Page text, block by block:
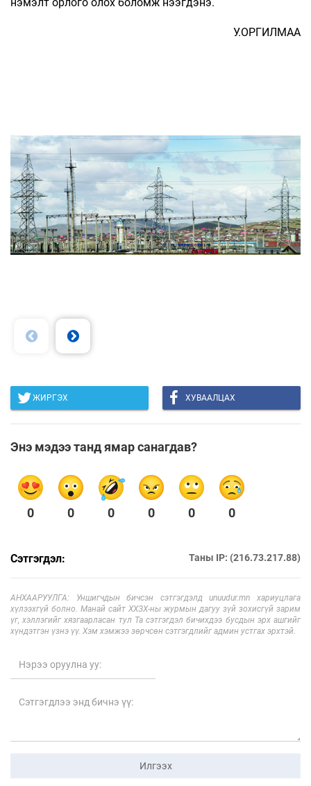
У.ОРГИЛМАА
ЖИРГЭХ ХУВААЛЦАХ
Энэ мэдээ танд ямар санагдав?
0 0 0 0 0 0
Сэтгэгдэл: Таны IP: (216.73.217.88)
АНХААРУУЛГА: Уншигчдын бичсэн сэтгэгдэлд unuudur.mn хариуцлага
хүлээхгүй болно. Манай сайт ХХЗХ-ны журмын дагуу зүй зохисгүй зарим
үг, хэллэгийг хязгаарласан тул Та сэтгэгдэл бичихдээ бусдын эрх ашгийг
хүндэтгэн үзнэ үү. Хэм хэмжээ зөрчсөн сэтгэгдлийг админ устгах эрхтэй.
Илгээх